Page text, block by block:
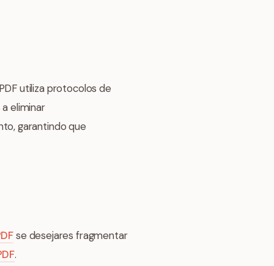
utiliza protocolos de
eliminar
garantindo que
se desejares fragmentar
.